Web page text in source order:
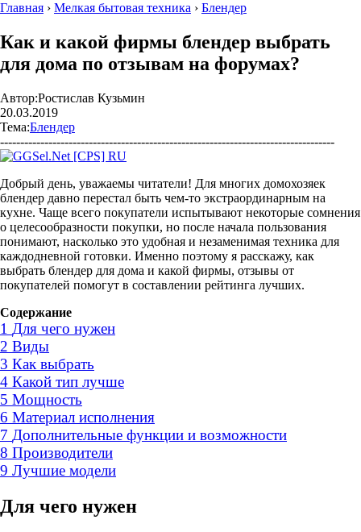
Главная › Мелкая бытовая техника › Блендер
Как и какой фирмы блендер выбрать
для дома по отзывам на форумах?
Автор:Ростислав Кузьмин
20.03.2019
Тема:Блендер
-----------------------------------------------------------------------------------
Добрый день, уважаемы читатели! Для многих домохозяек
блендер давно перестал быть чем-то экстраординарным на
кухне. Чаще всего покупатели испытывают некоторые сомнения
о целесообразности покупки, но после начала пользования
понимают, насколько это удобная и незаменимая техника для
каждодневной готовки. Именно поэтому я расскажу, как
выбрать блендер для дома и какой фирмы, отзывы от
покупателей помогут в составлении рейтинга лучших.
Содержание
1 Для чего нужен
2 Виды
3 Как выбрать
4 Какой тип лучше
5 Мощность
6 Материал исполнения
7 Дополнительные функции и возможности
8 Производители
9 Лучшие модели
Для чего нужен